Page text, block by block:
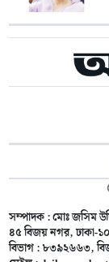
সম্পাদক : মোঃ জসিম
৪৫ বিজয় নগর, ঢাকা-
বিভাগ : ৮৩৯২৬৬৩,